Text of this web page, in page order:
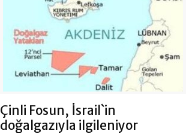
Çinli Fosun, İsrail`in
doğalgazıyla ilgileniyor